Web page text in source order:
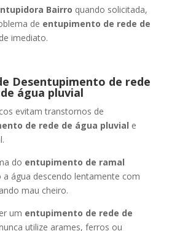
Bairro quando solicitada,
de entupimento de rede de
de imediato.
Desentupimento de rede
de água pluvial
evitam transtornos de
de rede de água pluvial e
do entupimento de ramal
a água descendo lentamente com
mau cheiro.
um entupimento de rede de
utilize arames, ferros ou